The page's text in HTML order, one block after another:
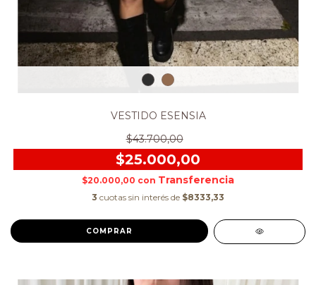
VESTIDO ESENSIA
$43.700,00
$25.000,00
$20.000,00 con
3 cuotas sin interés de $8333,33
COMPRAR